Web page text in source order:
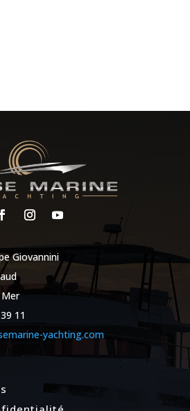
Giovannini
11
yachting.com